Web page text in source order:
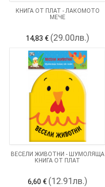
КНИГА ОТ ПЛАТ - ЛАКОМОТО
МЕЧЕ
14,83 € (29.00лв.)
ВЕСЕЛИ ЖИВОТНИ - ШУМОЛЯЩА
КНИГА ОТ ПЛАТ
6,60 € (12.91лв.)